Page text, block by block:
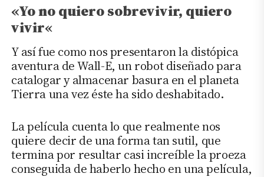
«Yo no quiero sobrevivir, quiero
vivir«
Y así fue como nos presentaron la distópica
aventura de Wall-E, un robot diseñado para
catalogar y almacenar basura en el planeta
Tierra una vez éste ha sido deshabitado.
La película cuenta lo que realmente nos
quiere decir de una forma tan sutil, que
termina por resultar casi increíble la proeza
conseguida de haberlo hecho en una película,